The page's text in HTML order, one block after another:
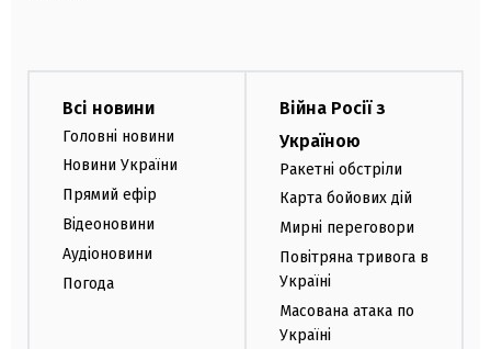
Всі новини
Головні новини
Новини України
Прямий ефір
Відеоновини
Аудіоновини
Погода
Війна Росії з
Україною
Ракетні обстріли
Карта бойових дій
Мирні переговори
Повітряна тривога в
Україні
Масована атака по
Україні